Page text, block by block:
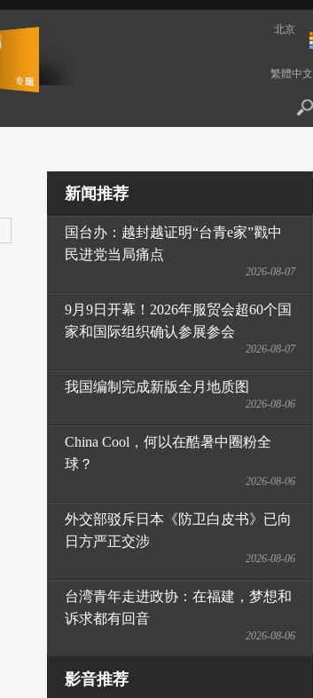
北京
繁體中文
新闻推荐
国台办：越封越证明“台青e家”戳中
民进党当局痛点
2026-08-07
9月9日开幕！2026年服贸会超60个国
家和国际组织确认参展参会
2026-08-07
我国编制完成新版全月地质图
2026-08-06
China Cool，何以在酷暑中圈粉全
球？
2026-08-06
外交部驳斥日本《防卫白皮书》已向
日方严正交涉
2026-08-06
台湾青年走进政协：在福建，梦想和
诉求都有回音
2026-08-06
影音推荐